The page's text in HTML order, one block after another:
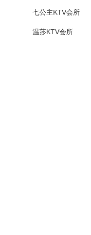
七公主KTV会所
温莎KTV会所